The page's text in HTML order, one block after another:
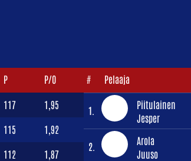
P P/O
117 1,95
115 1,92
112 1,87
# Pelaaja
1.
Piitulainen
Jesper
2.
Arola
Juuso